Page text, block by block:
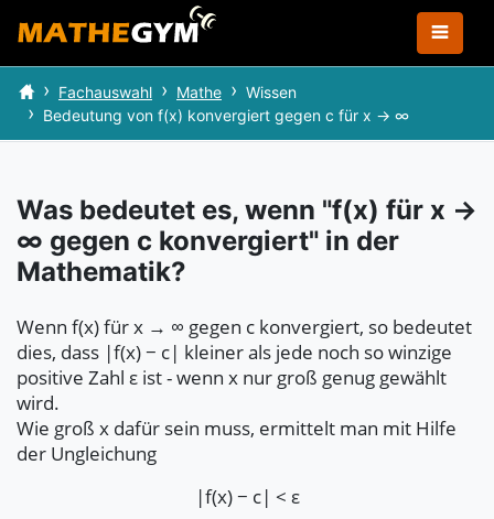
Fachauswahl Mathe
Wissen
Bedeutung von f(x) konvergiert gegen c für x → ∞
Was bedeutet es, wenn "f(x) für x →
∞ gegen c konvergiert" in der
Mathematik?
Wenn f(x) für x → ∞ gegen c konvergiert, so bedeutet
dies, dass |f(x) − c| kleiner als jede noch so winzige
positive Zahl ε ist - wenn x nur groß genug gewählt
wird.
Wie groß x dafür sein muss, ermittelt man mit Hilfe
der Ungleichung
|f(x) − c| < ε